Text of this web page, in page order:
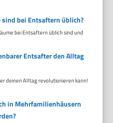
bei Entsaftern üblich?
bei Entsaftern üblich sind und
Entsafter den Alltag
deinen Alltag revolutionieren kann!
in Mehrfamilienhäusern